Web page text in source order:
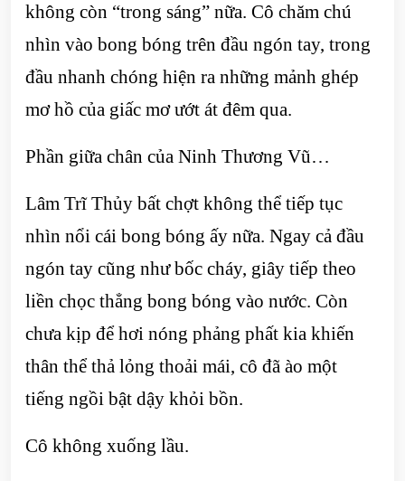
không còn “trong sáng” nữa. Cô chăm chú
nhìn vào bong bóng trên đầu ngón tay, trong
đầu nhanh chóng hiện ra những mảnh ghép
mơ hồ của giấc mơ ướt át đêm qua.
Phần giữa chân của Ninh Thương Vũ…
Lâm Trĩ Thủy bất chợt không thể tiếp tục
nhìn nổi cái bong bóng ấy nữa. Ngay cả đầu
ngón tay cũng như bốc cháy, giây tiếp theo
liền chọc thẳng bong bóng vào nước. Còn
chưa kịp để hơi nóng phảng phất kia khiến
thân thể thả lỏng thoải mái, cô đã ào một
tiếng ngồi bật dậy khỏi bồn.
Cô không xuống lầu.